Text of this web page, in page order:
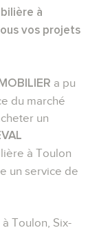
à
vos projets
a pu
du marché
un
à Toulon
un service de
Toulon, Six-